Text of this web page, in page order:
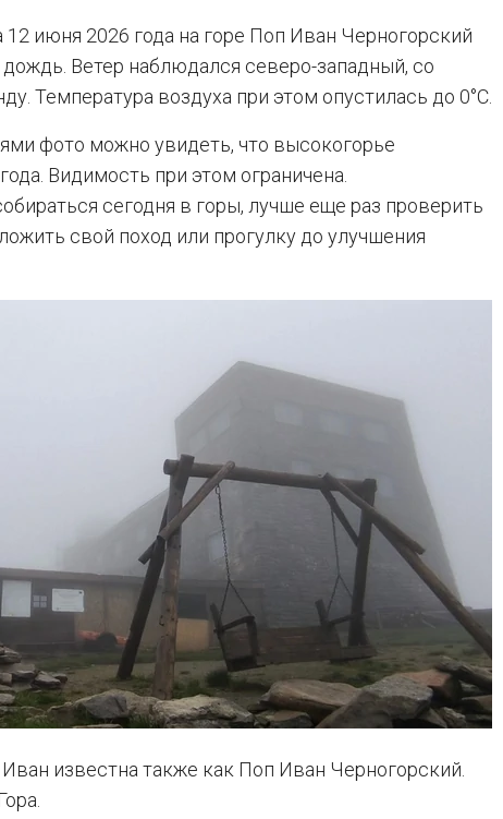
июня 2026 года на горе Поп Иван Черногорский
Ветер наблюдался северо-западный, со
Температура воздуха при этом опустилась до 0°C.
фото можно увидеть, что высокогорье
Видимость при этом ограничена.
сегодня в горы, лучше еще раз проверить
свой поход или прогулку до улучшения
известна также как Поп Иван Черногорский.